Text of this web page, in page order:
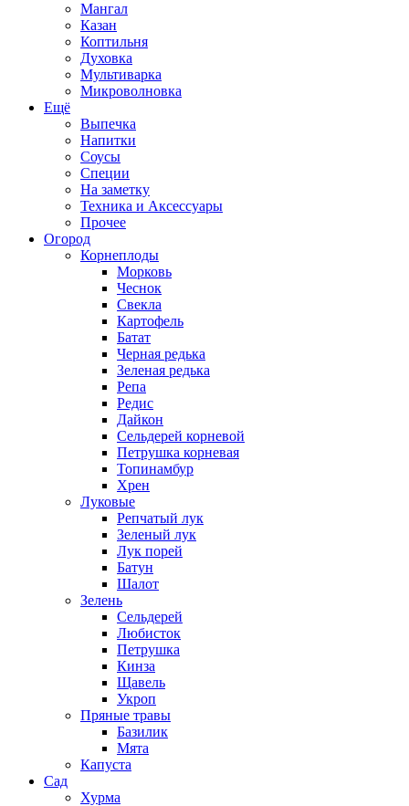
Мангал
Казан
Коптильня
Духовка
Мультиварка
Микроволновка
Ещё
Выпечка
Напитки
Соусы
Специи
На заметку
Техника и Аксессуары
Прочее
Огород
Корнеплоды
Морковь
Чеснок
Свекла
Картофель
Батат
Черная редька
Зеленая редька
Репа
Редис
Дайкон
Сельдерей корневой
Петрушка корневая
Топинамбур
Хрен
Луковые
Репчатый лук
Зеленый лук
Лук порей
Батун
Шалот
Зелень
Сельдерей
Любисток
Петрушка
Кинза
Щавель
Укроп
Пряные травы
Базилик
Мята
Капуста
Сад
Хурма